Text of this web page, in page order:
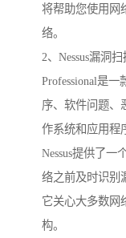
将帮助您使用网
络。
2、Nessus漏洞
Professional是
序、软件问题、
作系统和应用程
Nessus提供了一
络之前及时识别
它关心大多数网
构。